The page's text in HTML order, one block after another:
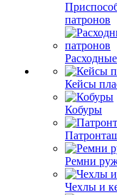
патронов
Кейсы
Кобуры
Ремни
Чехлы и